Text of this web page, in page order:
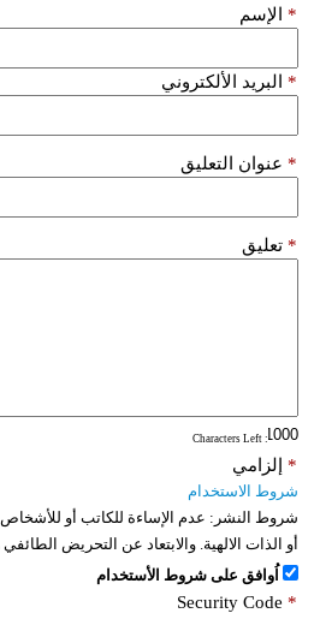
الإسم *
البريد الألكتروني *
عنوان التعليق *
تعليق *
: Characters Left
إلزامي *
شروط الاستخدام
شروط النشر: عدم الإساءة للكاتب أو
أو الذات الالهية. والابتعاد عن التحريض
اُوافق على شروط الأستخدام
Security Code *